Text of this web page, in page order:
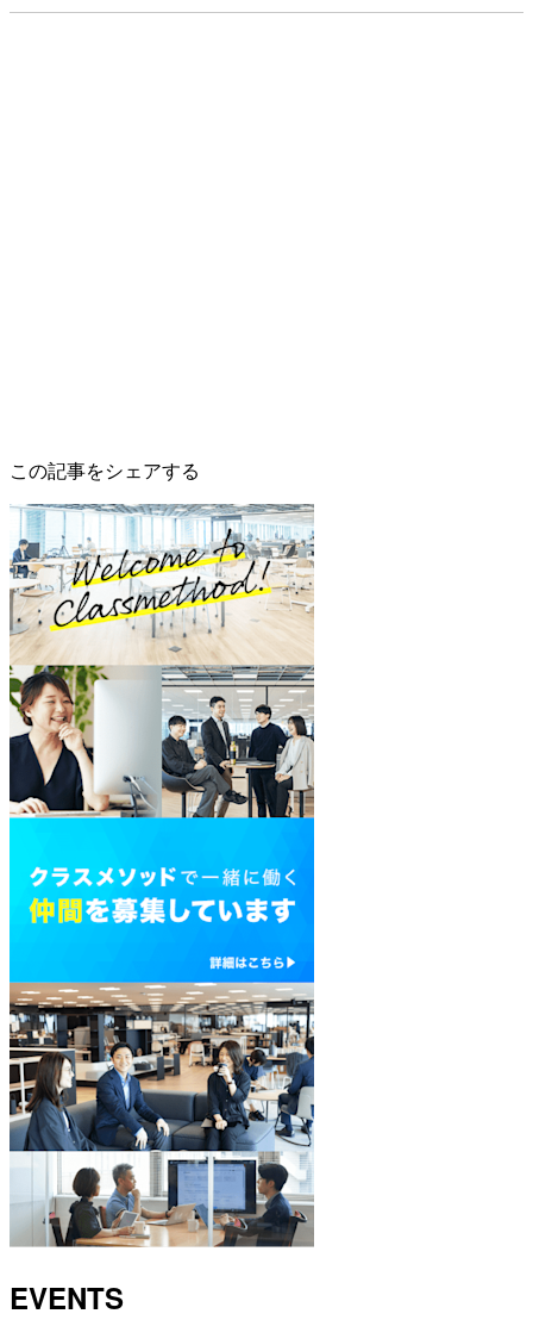
この記事をシェアする
EVENTS